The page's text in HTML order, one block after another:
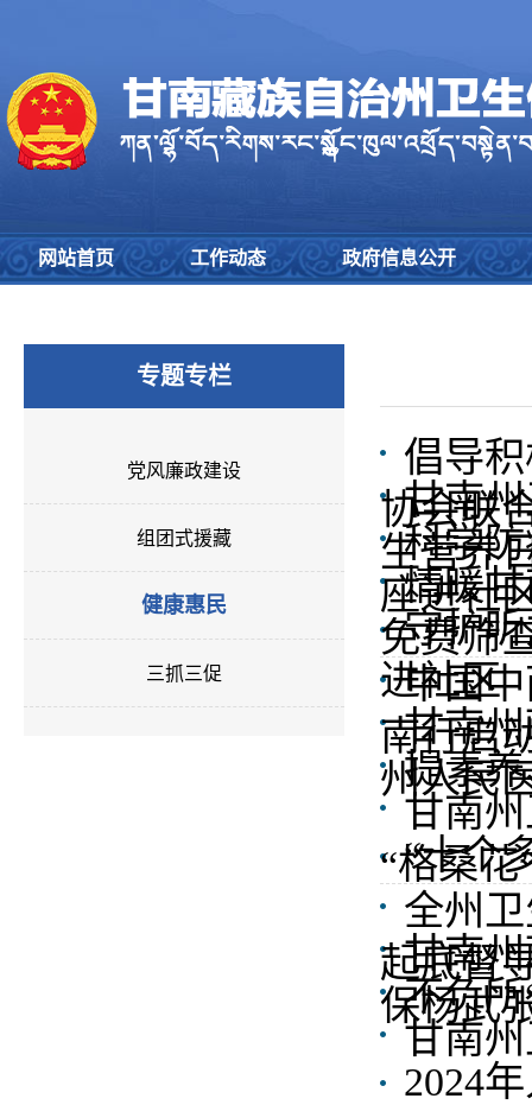
网站首页 工作动态 政府信息公开
专题专栏
党风廉政建设
组团式援藏
健康惠民
三抓三促
倡导
协会联
甘南
生营养
科学
座进社
情暖
免费筛
守护
进社区
中国
南行启
甘南
州人民
提素
甘南
“格桑花
“十个
全州
起底督
甘南
保杨武
不负所
甘南
2024